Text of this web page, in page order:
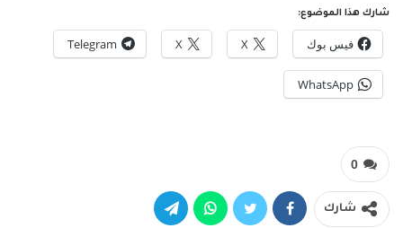
شارك هذا الموضوع:
فيس بوك X
X
Telegram
WhatsApp
0
شارك